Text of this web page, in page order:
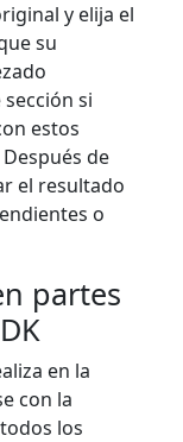
y elija el
su
si
estos
de
el resultado
o
partes
en la
con la
los